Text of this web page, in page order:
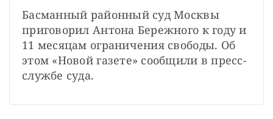
Басманный районный суд Москвы
приговорил Антона Бережного к году и
11 месяцам ограничения свободы. Об
этом «Новой газете» сообщили в пресс-